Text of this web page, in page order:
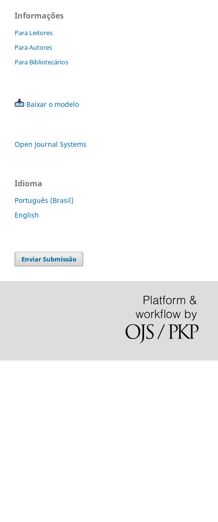
Informações
Para Leitores
Para Autores
Para Bibliotecários
Baixar o modelo
Open Journal Systems
Idioma
Português (Brasil)
English
Enviar Submissão